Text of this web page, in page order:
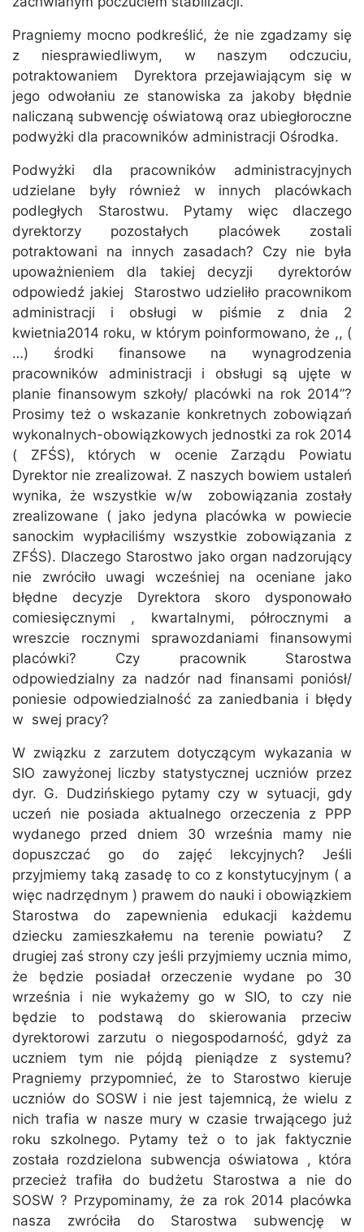
Pragniemy mocno podkreślić, że nie zgadzamy się
z niesprawiedliwym, w naszym odczuciu,
potraktowaniem Dyrektora przejawiającym się w
jego odwołaniu ze stanowiska za jakoby błędnie
naliczaną subwencję oświatową oraz ubiegłoroczne
podwyżki dla pracowników administracji Ośrodka.
Podwyżki dla pracowników administracyjnych
udzielane były również w innych placówkach
podległych Starostwu. Pytamy więc dlaczego
dyrektorzy pozostałych placówek zostali
potraktowani na innych zasadach? Czy nie była
upoważnieniem dla takiej decyzji dyrektorów
odpowiedź jakiej Starostwo udzieliło pracownikom
administracji i obsługi w piśmie z dnia 2
kwietnia2014 roku, w którym poinformowano, że ,, (
…) środki finansowe na wynagrodzenia
pracowników administracji i obsługi są ujęte w
planie finansowym szkoły/ placówki na rok 2014”?
Prosimy też o wskazanie konkretnych zobowiązań
wykonalnych-obowiązkowych jednostki za rok 2014
( ZFŚS), których w ocenie Zarządu Powiatu
Dyrektor nie zrealizował. Z naszych bowiem ustaleń
wynika, że wszystkie w/w zobowiązania zostały
zrealizowane ( jako jedyna placówka w powiecie
sanockim wypłaciliśmy wszystkie zobowiązania z
ZFŚS). Dlaczego Starostwo jako organ nadzorujący
nie zwróciło uwagi wcześniej na oceniane jako
błędne decyzje Dyrektora skoro dysponowało
comiesięcznymi , kwartalnymi, półrocznymi a
wreszcie rocznymi sprawozdaniami finansowymi
placówki? Czy pracownik Starostwa
odpowiedzialny za nadzór nad finansami poniósł/
poniesie odpowiedzialność za zaniedbania i błędy
w swej pracy?
W związku z zarzutem dotyczącym wykazania w
SIO zawyżonej liczby statystycznej uczniów przez
dyr. G. Dudzińskiego pytamy czy w sytuacji, gdy
uczeń nie posiada aktualnego orzeczenia z PPP
wydanego przed dniem 30 września mamy nie
dopuszczać go do zajęć lekcyjnych? Jeśli
przyjmiemy taką zasadę to co z konstytucyjnym ( a
więc nadrzędnym ) prawem do nauki i obowiązkiem
Starostwa do zapewnienia edukacji każdemu
dziecku zamieszkałemu na terenie powiatu? Z
drugiej zaś strony czy jeśli przyjmiemy ucznia mimo,
że będzie posiadał orzeczenie wydane po 30
września i nie wykażemy go w SIO, to czy nie
będzie to podstawą do skierowania przeciw
dyrektorowi zarzutu o niegospodarność, gdyż za
uczniem tym nie pójdą pieniądze z systemu?
Pragniemy przypomnieć, że to Starostwo kieruje
uczniów do SOSW i nie jest tajemnicą, że wielu z
nich trafia w nasze mury w czasie trwającego już
roku szkolnego. Pytamy też o to jak faktycznie
została rozdzielona subwencja oświatowa , która
przecież trafiła do budżetu Starostwa a nie do
SOSW ? Przypominamy, że za rok 2014 placówka
nasza zwróciła do Starostwa subwencję w